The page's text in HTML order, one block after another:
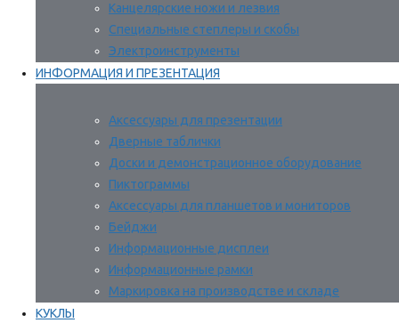
Канцелярские ножи и лезвия
Специальные степлеры и скобы
Электроинструменты
ИНФОРМАЦИЯ И ПРЕЗЕНТАЦИЯ
Аксессуары для презентации
Дверные таблички
Доски и демонстрационное оборудование
Пиктограммы
Аксессуары для планшетов и мониторов
Бейджи
Информационные дисплеи
Информационные рамки
Маркировка на производстве и складе
КУКЛЫ